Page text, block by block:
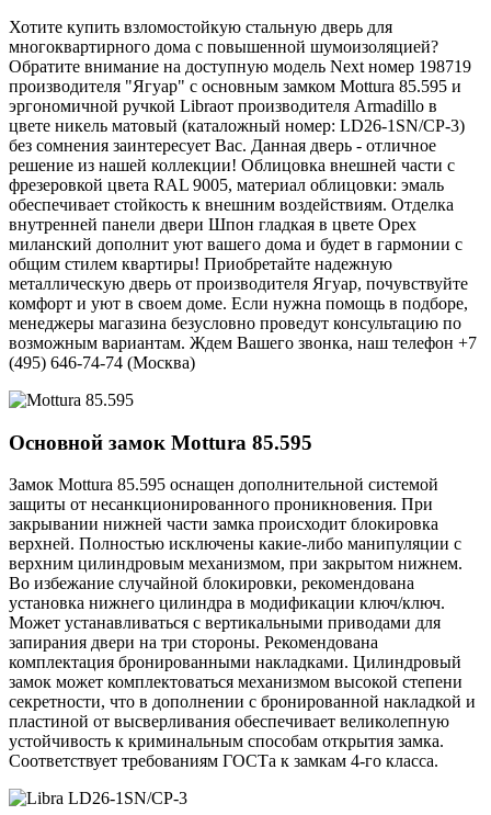
Хотите купить взломостойкую стальную дверь для
многоквартирного дома с повышенной шумоизоляцией?
Обратите внимание на доступную модель Next номер 198719
производителя "Ягуар" с основным замком Mottura 85.595 и
эргономичной ручкой Libraот производителя Armadillo в
цвете никель матовый (каталожный номер: LD26-1SN/CP-3)
без сомнения заинтересует Вас. Данная дверь - отличное
решение из нашей коллекции! Облицовка внешней части с
фрезеровкой цвета RAL 9005, материал облицовки: эмаль
обеспечивает стойкость к внешним воздействиям. Отделка
внутренней панели двери Шпон гладкая в цвете Орех
миланский дополнит уют вашего дома и будет в гармонии с
общим стилем квартиры! Приобретайте надежную
металлическую дверь от производителя Ягуар, почувствуйте
комфорт и уют в своем доме. Если нужна помощь в подборе,
менеджеры магазина безусловно проведут консультацию по
возможным вариантам. Ждем Вашего звонка, наш телефон +7
(495) 646-74-74 (Москва)
Основной замок Mottura 85.595
Замок Mottura 85.595 оснащен дополнительной системой
защиты от несанкционированного проникновения. При
закрывании нижней части замка происходит блокировка
верхней. Полностью исключены какие-либо манипуляции с
верхним цилиндровым механизмом, при закрытом нижнем.
Во избежание случайной блокировки, рекомендована
установка нижнего цилиндра в модификации ключ/ключ.
Может устанавливаться с вертикальными приводами для
запирания двери на три стороны. Рекомендована
комплектация бронированными накладками. Цилиндровый
замок может комплектоваться механизмом высокой степени
секретности, что в дополнении с бронированной накладкой и
пластиной от высверливания обеспечивает великолепную
устойчивость к криминальным способам открытия замка.
Соответствует требованиям ГОСТа к замкам 4-го класса.